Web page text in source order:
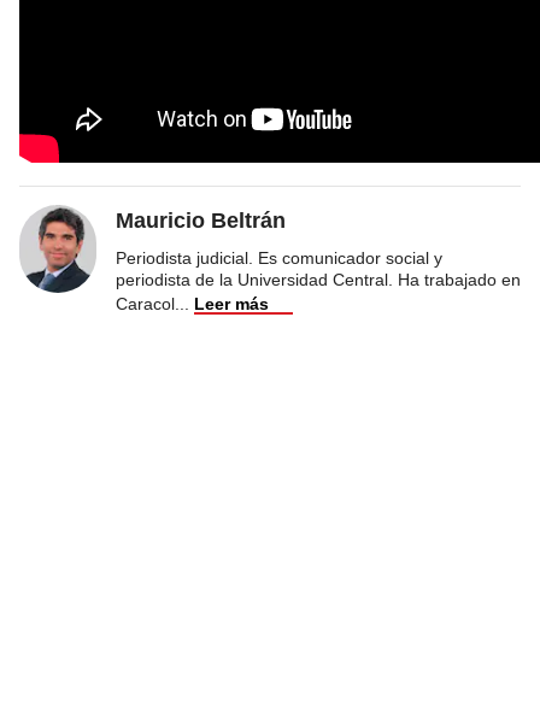
Mauricio Beltrán
Periodista judicial. Es comunicador social y
periodista de la Universidad Central. Ha trabajado en
Caracol
Leer más